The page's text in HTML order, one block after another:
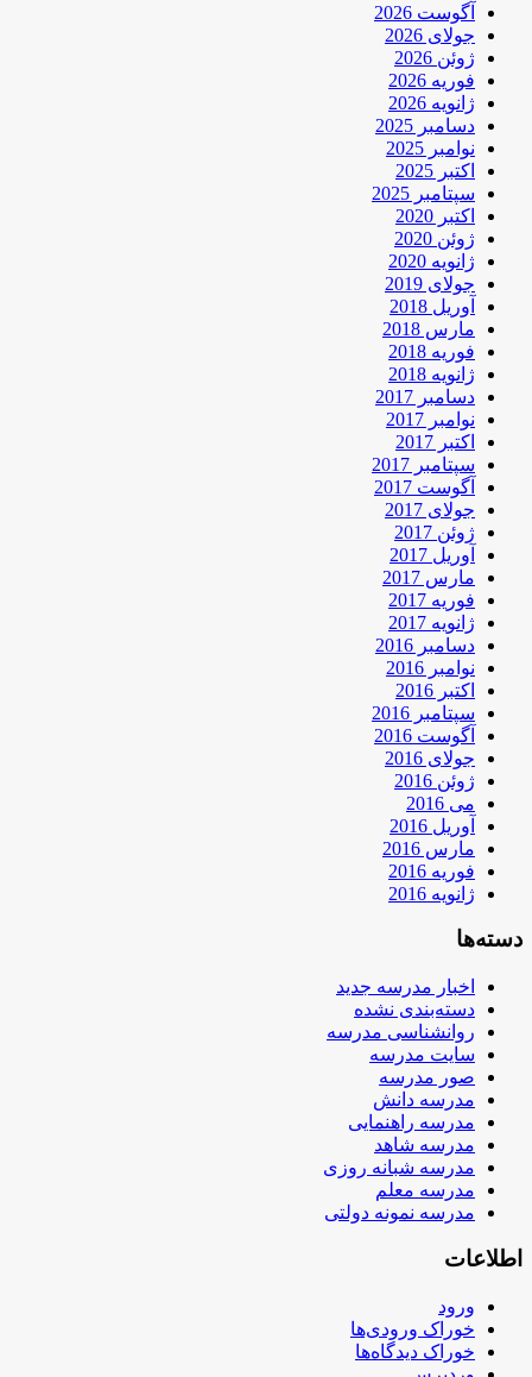
آگوست 2026
جولای 2026
ژوئن 2026
فوریه 2026
ژانویه 2026
دسامبر 2025
نوامبر 2025
اکتبر 2025
سپتامبر 2025
اکتبر 2020
ژوئن 2020
ژانویه 2020
جولای 2019
آوریل 2018
مارس 2018
فوریه 2018
ژانویه 2018
دسامبر 2017
نوامبر 2017
اکتبر 2017
سپتامبر 2017
آگوست 2017
جولای 2017
ژوئن 2017
آوریل 2017
مارس 2017
فوریه 2017
ژانویه 2017
دسامبر 2016
نوامبر 2016
اکتبر 2016
سپتامبر 2016
آگوست 2016
جولای 2016
ژوئن 2016
می 2016
آوریل 2016
مارس 2016
فوریه 2016
ژانویه 2016
دسته‌ها
اخبار مدرسه جدید
دسته‌بندی نشده
روانشناسی مدرسه
سایت مدرسه
صور مدرسه
مدرسه دانش
مدرسه راهنمایی
مدرسه شاهد
مدرسه شبانه روزی
مدرسه معلم
مدرسه نمونه دولتی
اطلاعات
ورود
خوراک ورودی‌ها
خوراک دیدگاه‌ها